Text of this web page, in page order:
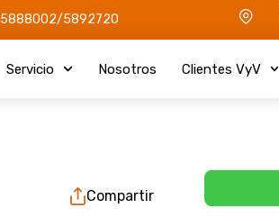
5888002/5892720
Servicio Nosotros Clientes VyV
Compartir